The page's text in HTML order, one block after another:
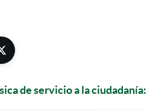
de servicio a la ciudadanía: